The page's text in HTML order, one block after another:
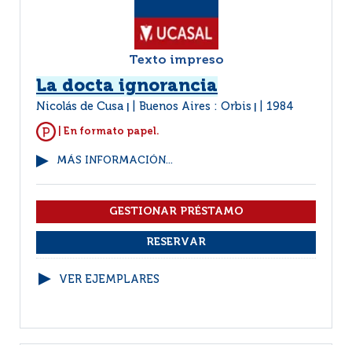
Texto impreso
La docta ignorancia
Nicolás de Cusa Buenos Aires : Orbis 1984
| En formato papel.
MÁS INFORMACIÓN...
VER EJEMPLARES